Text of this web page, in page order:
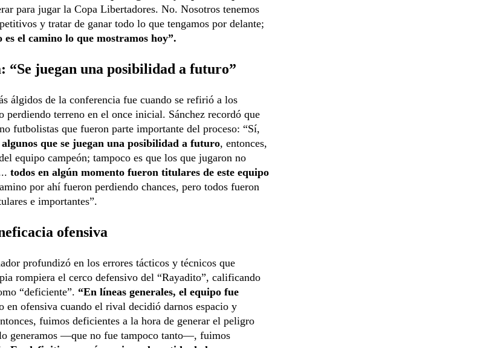
para jugar la Copa Libertadores. No. Nosotros tenemos
y tratar de ganar todo lo que tengamos por delante;
es el camino lo que mostramos hoy”.
“Se juegan una posibilidad a futuro”
álgidos de la conferencia fue cuando se refirió a los
perdiendo terreno en el once inicial. Sánchez recordó que
futbolistas que fueron parte importante del proceso: “Sí,
algunos que se juegan una posibilidad a futuro, entonces,
equipo campeón; tampoco es que los que jugaron no
todos en algún momento fueron titulares de este equipo
por ahí fueron perdiendo chances, pero todos fueron
e importantes”.
ofensiva
profundizó en los errores tácticos y técnicos que
rompiera el cerco defensivo del “Rayadito”, calificando
“deficiente”. “En líneas generales, el equipo fue
en ofensiva cuando el rival decidió darnos espacio y
fuimos deficientes a la hora de generar el peligro
generamos —que no fue tampoco tanto—, fuimos